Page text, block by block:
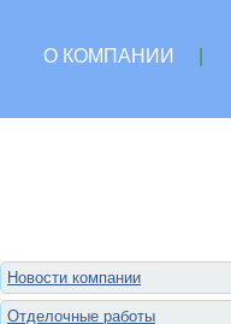
О КОМПАНИИ
Новости компании
Отделочные работы